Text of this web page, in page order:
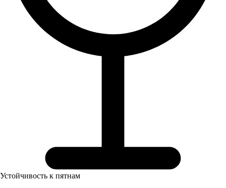
Устойчивость к пятнам